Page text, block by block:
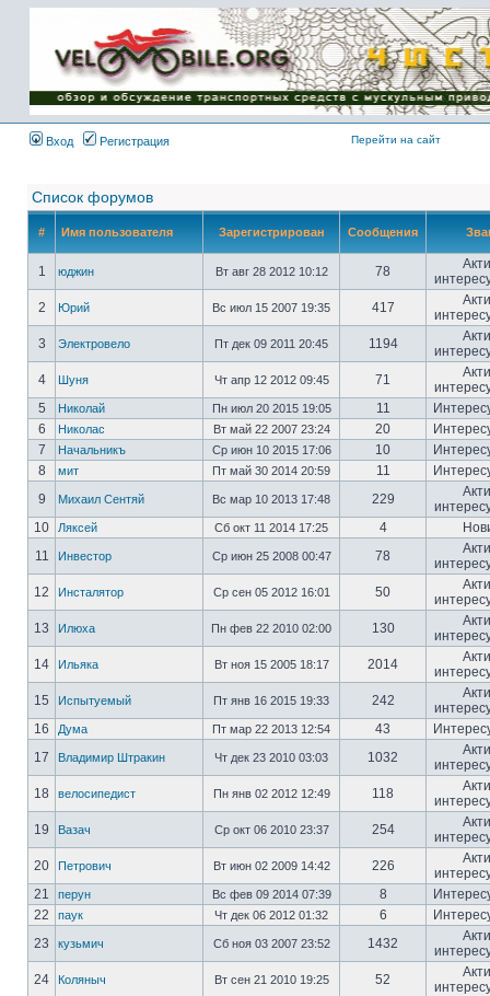
Имя пользователя:
Пароль:
{ LOG_ME_IN_SHORT
}
Вход
Регистрация Перейти на сайт
Список форумов
# Имя пользователя Зарегистрирован Сообщения
1 юджин Вт авг 28 2012 10:12 78
2
Юрий Вс июл 15 2007 19:35 417
3
Электровело Пт дек 09 2011 20:45 1194
4
Шуня Чт апр 12 2012 09:45 71
5
Николай Пн июл 20 2015 19:05 11
6
Николас Вт май 22 2007 23:24 20
7
Начальникъ Ср июн 10 2015 17:06 10
8
мит Пт май 30 2014 20:59 11
9
Михаил Сентяй Вс мар 10 2013 17:48 229
10
Ляксей Сб окт 11 2014 17:25 4
11
Инвестор Ср июн 25 2008 00:47 78
12
Инсталятор Ср сен 05 2012 16:01 50
13
Илюха Пн фев 22 2010 02:00 130
14
Ильяка Вт ноя 15 2005 18:17 2014
15
Испытуемый Пт янв 16 2015 19:33 242
16
Дума Пт мар 22 2013 12:54 43
17
Владимир Штракин Чт дек 23 2010 03:03 1032
18
велосипедист Пн янв 02 2012 12:49 118
19
Вазач Ср окт 06 2010 23:37 254
20
Петрович Вт июн 02 2009 14:42 226
21
перун Вс фев 09 2014 07:39 8
22
паук Чт дек 06 2012 01:32 6
23
кузьмич Сб ноя 03 2007 23:52 1432
24
Коляныч Вт сен 21 2010 19:25 52